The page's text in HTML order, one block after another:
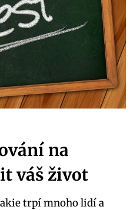
na
váš život
trpí mnoho lidí a